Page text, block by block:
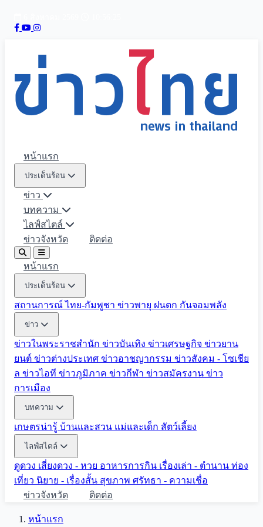
หน้าแรก
ประเด็นร้อน
ข่าว
บทความ
ไลฟ์สไตล์
ข่าวจังหวัด
ติดต่อ
หน้าแรก
ประเด็นร้อน
สถานการณ์ ไทย-กัมพูชา ข่าวพายุ ฝนตก กันจอมพลัง
ข่าว
ข่าวในพระราชสำนัก ข่าวบันเทิง ข่าวเศรษฐกิจ ข่าวยาน
ยนต์ ข่าวต่างประเทศ ข่าวอาชญากรรม ข่าวสังคม - โซเชีย
ล ข่าวไอที ข่าวภูมิภาค ข่าวกีฬา ข่าวสมัครงาน ข่าว
การเมือง
บทความ
เกษตรน่ารู้ บ้านและสวน แม่และเด็ก สัตว์เลี้ยง
ไลฟ์สไตล์
ดูดวง เสี่ยงดวง - หวย อาหารการกิน เรื่องเล่า - ตำนาน ท่อง
เที่ยว นิยาย - เรื่องสั้น สุขภาพ ศรัทธา - ความเชื่อ
ข่าวจังหวัด
ติดต่อ
หน้าแรก